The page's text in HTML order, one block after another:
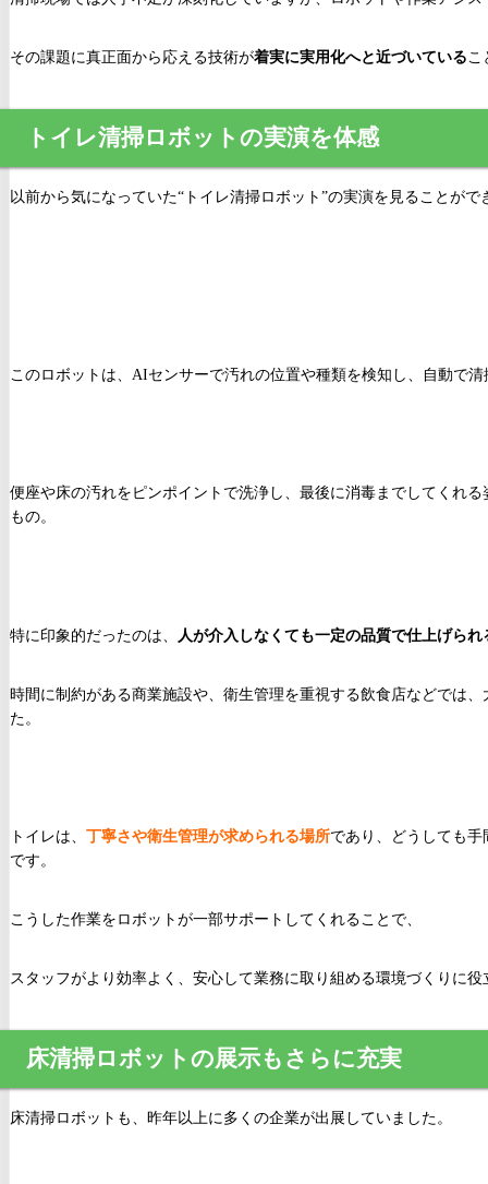
その課題に真正面から応える技術が着実に実用化へと近づいているこ
トイレ清掃ロボットの実演を体感
以前から気になっていた“トイレ清掃ロボット”の実演を見ることがで
このロボットは、AIセンサーで汚れの位置や種類を検知し、自動で
便座や床の汚れをピンポイントで洗浄し、最後に消毒までしてくれ
もの。
特に印象的だったのは、 人が介入しなくても一定の品質で仕上げられ
時間に制約がある商業施設や、衛生管理を重視する飲食店などでは
た。
トイレは、 丁寧さや衛生管理が求められる場所であり、どうしても
です。
こうした作業をロボットが一部サポートしてくれることで、
スタッフがより効率よく、安心して業務に取り組める環境づくりに
床清掃ロボットの展示もさらに充実
床清掃ロボットも、昨年以上に多くの企業が出展していました。